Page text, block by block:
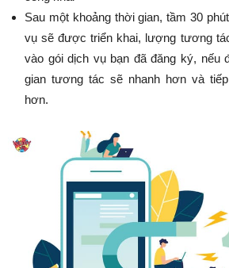
Sau một khoảng thời gian, tầm 30
vụ sẽ được triển khai, lượng tương
vào gói dịch vụ bạn đã đăng ký, nếu
gian tương tác sẽ nhanh hơn và
hơn.